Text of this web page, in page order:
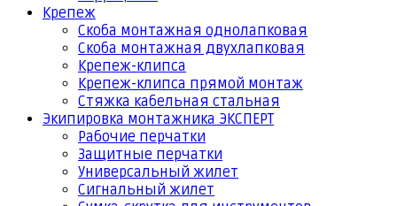
Крепеж
Скоба монтажная однолапковая
Скоба монтажная двухлапковая
Крепеж-клипса
Крепеж-клипса прямой монтаж
Стяжка кабельная стальная
Экипировка монтажника ЭКСПЕРТ
Рабочие перчатки
Защитные перчатки
Универсальный жилет
Сигнальный жилет